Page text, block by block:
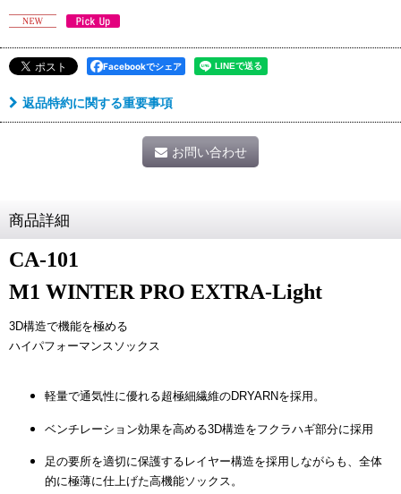
Facebookでシェア
返品特約に関する重要事項
お問い合わせ
商品詳細
CA-101
M1 WINTER PRO EXTRA-Light
3D構造で機能を極める
ハイパフォーマンスソックス
軽量で通気性に優れる超極細繊維のDRYARNを採用。
ベンチレーション効果を高める3D構造をフクラハギ部分に採用
足の要所を適切に保護するレイヤー構造を採用しながらも、全体
的に極薄に仕上げた高機能ソックス。